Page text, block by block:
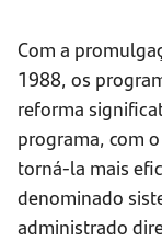
Com a
1988, os
reforma
programa, com
torná-la mais
denominado
administrado